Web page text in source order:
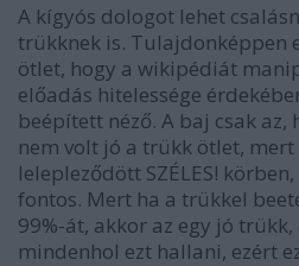
A kígyós dologot lehet
trükknek is. Tulajdonképpen
ötlet, hogy a wikipédiát
előadás hitelessége
beépített néző. A baj csak az,
nem volt jó a trükk ötlet,
lelepleződött SZÉLES!
fontos. Mert ha a trükkel
99%-át, akkor az egy jó
mindenhol ezt hallani, ezért